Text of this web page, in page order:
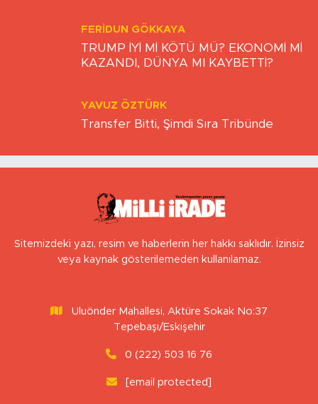
FERIDUN GÖKKAYA
TRUMP İYİ Mİ KÖTÜ MÜ? EKONOMİ Mİ
KAZANDI, DÜNYA MI KAYBETTİ?
YAVUZ ÖZTÜRK
Transfer Bitti, Şimdi Sıra Tribünde
Sitemizdeki yazı, resim ve haberlerin her hakkı saklıdır. İzinsiz
veya kaynak gösterilemeden kullanılamaz.
Uluönder Mahallesi, Aktüre Sokak No:37
Tepebaşı/Eskişehir
0 (222) 503 16 76
[email protected]